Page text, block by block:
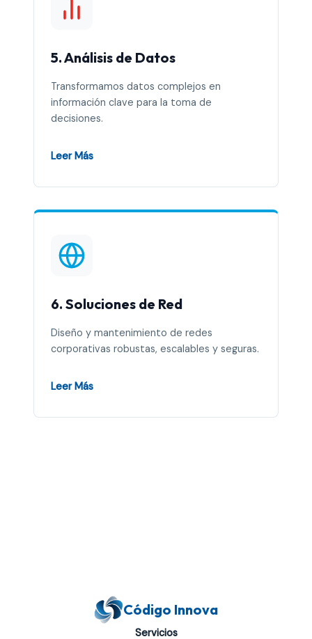
5. Análisis de Datos
Transformamos datos complejos en
información clave para la toma de
decisiones.
Leer Más
6. Soluciones de Red
Diseño y mantenimiento de redes
corporativas robustas, escalables y seguras.
Leer Más
Código Innova
Servicios